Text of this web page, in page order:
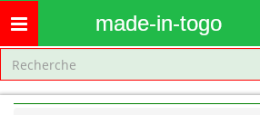
Toggle
navigation
made-in-togo